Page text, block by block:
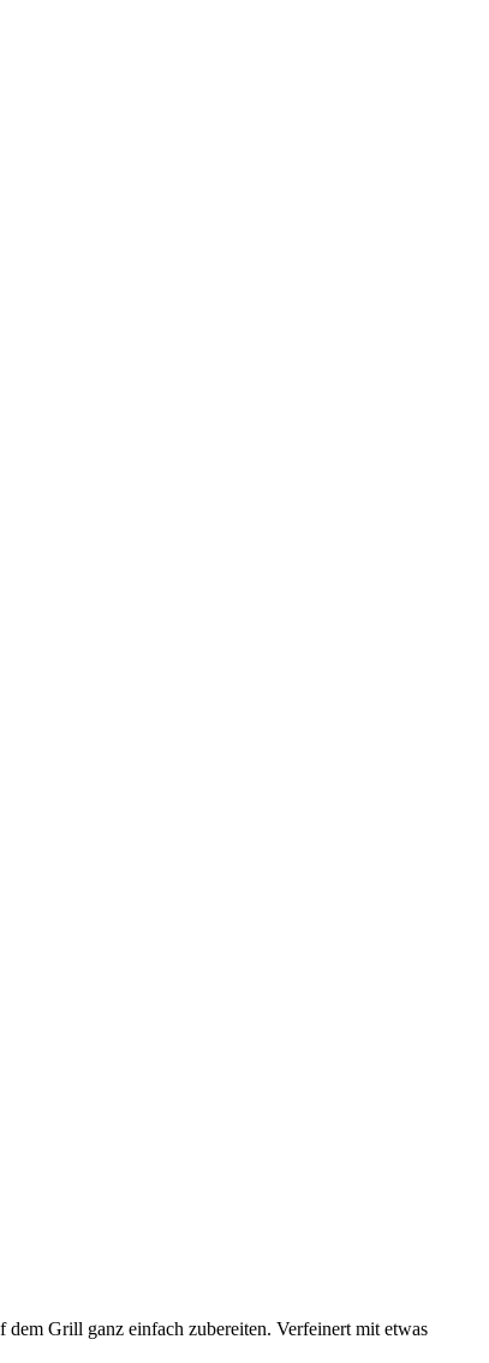
Grill ganz einfach zubereiten. Verfeinert mit etwas